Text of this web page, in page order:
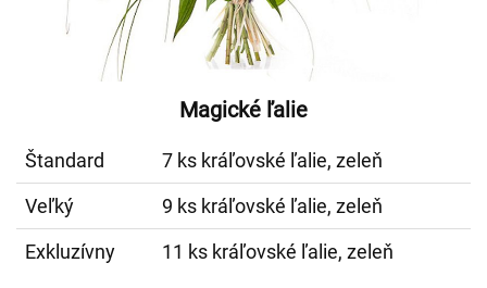
Magické ľalie
Štandard
7 ks kráľovské ľalie, zeleň
Veľký
9 ks kráľovské ľalie, zeleň
Exkluzívny
11 ks kráľovské ľalie, zeleň